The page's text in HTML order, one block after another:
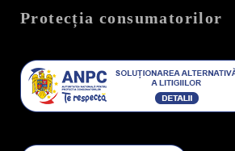
Protecția consumatorilor